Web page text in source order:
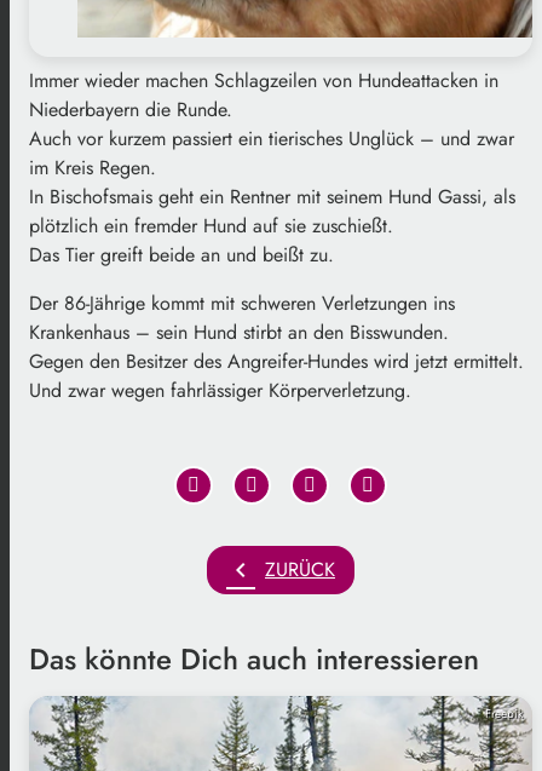
Immer wieder machen Schlagzeilen von Hundeattacken in
Niederbayern die Runde.
Auch vor kurzem passiert ein tierisches Unglück – und zwar
im Kreis Regen.
In Bischofsmais geht ein Rentner mit seinem Hund Gassi, als
plötzlich ein fremder Hund auf sie zuschießt.
Das Tier greift beide an und beißt zu.
Der 86-Jährige kommt mit schweren Verletzungen ins
Krankenhaus – sein Hund stirbt an den Bisswunden.
Gegen den Besitzer des Angreifer-Hundes wird jetzt ermittelt.
Und zwar wegen fahrlässiger Körperverletzung.
chevron_left ZURÜCK
Das könnte Dich auch interessieren
Freepik